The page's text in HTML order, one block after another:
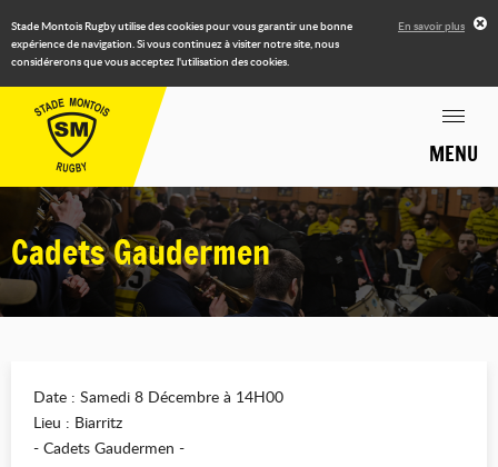
Stade Montois Rugby utilise des cookies pour vous garantir une bonne
expérience de navigation. Si vous continuez à visiter notre site, nous
considérerons que vous acceptez l'utilisation des cookies.
En savoir plus
MENU
Cadets Gaudermen
Date : Samedi 8 Décembre à 14H00
Lieu : Biarritz
- Cadets Gaudermen -